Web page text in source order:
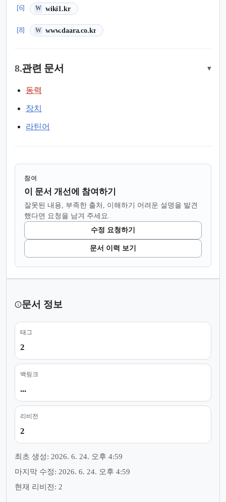
[6] W wiki1.kr
(새 탭에서 열림)
[8] W www.daara.co.kr
(새 탭에서 열림)
8.관련 문서 ▾
동력
장치
라틴어
참여
이 문서 개선에 참여하기
잘못된 내용, 부족한 출처, 이해하기 어려운 설명을 발견
했다면 요청을 남겨 주세요.
수정 요청하기
문서 이력 보기
문서 정보
태그
2
백링크
...
리비전
2
최초 생성: 2026. 6. 24. 오후 4:59
마지막 수정: 2026. 6. 24. 오후 4:59
현재 리비전: 2